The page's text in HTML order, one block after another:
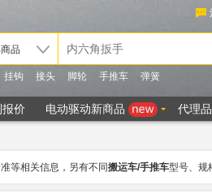
等相关信息，另有不同搬运车/手推车型号、规